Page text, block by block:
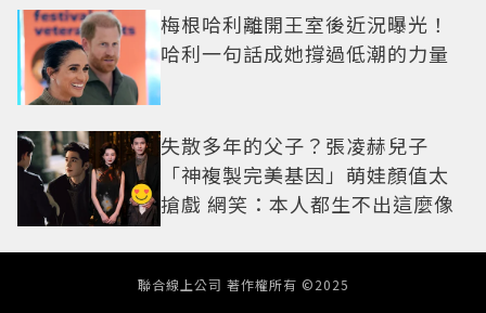
梅根哈利離開王室後近況曝光！
哈利一句話成她撐過低潮的力量
失散多年的父子？張凌赫兒子
「神複製完美基因」萌娃顏值太
搶戲 網笑：本人都生不出這麼像
聯合線上公司 著作權所有 ©2025